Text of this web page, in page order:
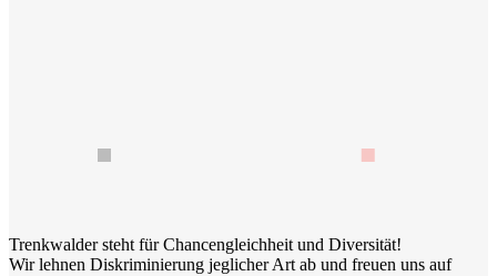
Trenkwalder steht für Chancengleichheit und Diversität!
Wir lehnen Diskriminierung jeglicher Art ab und freuen uns auf